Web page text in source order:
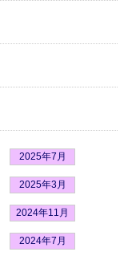
2025年7月
2025年3月
2024年11月
2024年7月